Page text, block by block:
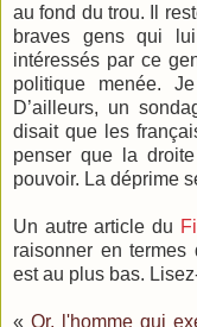
au fond du trou. Il
braves gens qui
intéressés par ce
politique menée.
D’ailleurs, un
disait que les
penser que la
pouvoir. La déprime
Un autre article du
raisonner en
est au plus bas.
«Or, l'homme qui